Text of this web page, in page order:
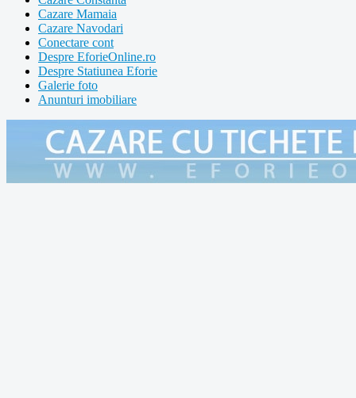
Cazare Mamaia
Cazare Navodari
Conectare cont
Despre EforieOnline.ro
Despre Statiunea Eforie
Galerie foto
Anunturi imobiliare